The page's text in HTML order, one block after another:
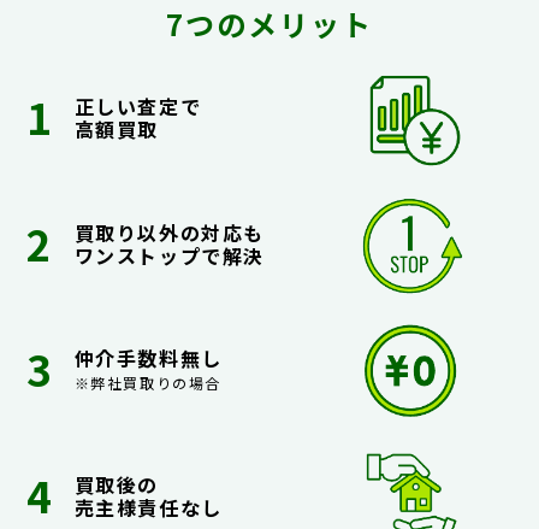
7つのメリット
正しい査定で
高額買取
買取り以外の対応も
ワンストップで解決
仲介手数料無し
※弊社買取りの場合
買取後の
売主様責任なし